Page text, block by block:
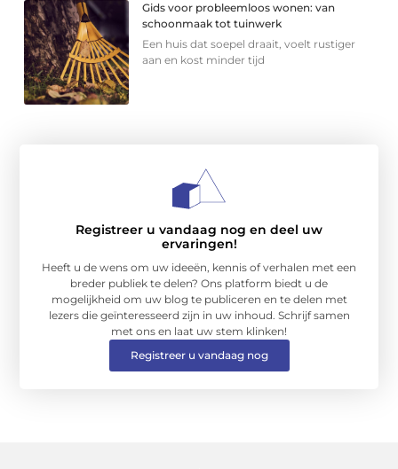
Gids voor probleemloos wonen: van
schoonmaak tot tuinwerk
Een huis dat soepel draait, voelt rustiger
aan en kost minder tijd
Registreer u vandaag nog en deel uw
ervaringen!
Heeft u de wens om uw ideeën, kennis of verhalen met een
breder publiek te delen? Ons platform biedt u de
mogelijkheid om uw blog te publiceren en te delen met
lezers die geïnteresseerd zijn in uw inhoud. Schrijf samen
met ons en laat uw stem klinken!
Registreer u vandaag nog